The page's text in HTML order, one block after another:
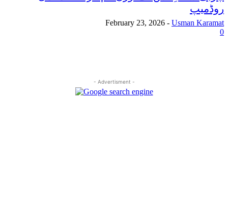
روڈمیپ
Usman Karamat
-
February 23, 2026
0
- Advertisment -